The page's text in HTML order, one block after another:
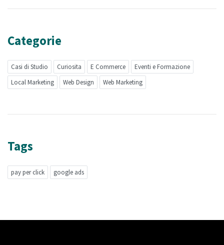
Categorie
Casi di Studio Curiosita E Commerce
Eventi e Formazione
Local Marketing
Web Design Web Marketing
Tags
pay per click google ads